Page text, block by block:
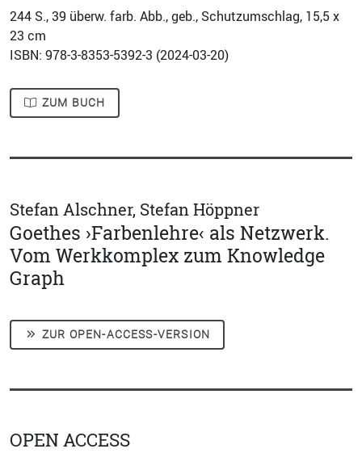
244 S., 39 überw. farb. Abb., geb., Schutzumschlag, 15,5 x
23 cm
ISBN: 978-3-8353-5392-3 (2024-03-20)
ZUM BUCH
Stefan Alschner, Stefan Höppner
Goethes ›Farbenlehre‹ als Netzwerk.
Vom Werkkomplex zum Knowledge
Graph
ZUR OPEN-ACCESS-VERSION
OPEN ACCESS